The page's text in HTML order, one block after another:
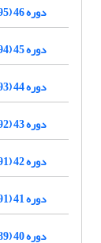
دوره 46 (1395)
دوره 45 (1394)
دوره 44 (1393)
دوره 43 (1392)
دوره 42 (1391)
دوره 41 (1391)
دوره 40 (1389)